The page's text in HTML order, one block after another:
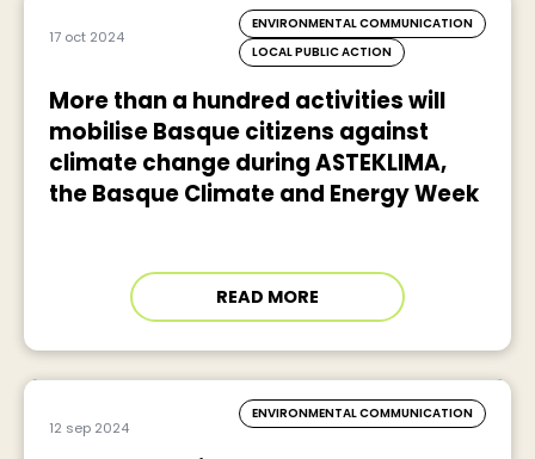
17 oct 2024
ENVIRONMENTAL COMMUNICATION
LOCAL PUBLIC ACTION
More than a hundred activities will
mobilise Basque citizens against
climate change during ASTEKLIMA,
the Basque Climate and Energy Week
READ MORE
12 sep 2024
ENVIRONMENTAL COMMUNICATION